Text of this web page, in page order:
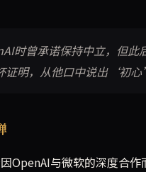
时曾承诺保持中立，但
证明，从他口中说出‘初
OpenAI与微软的深度合